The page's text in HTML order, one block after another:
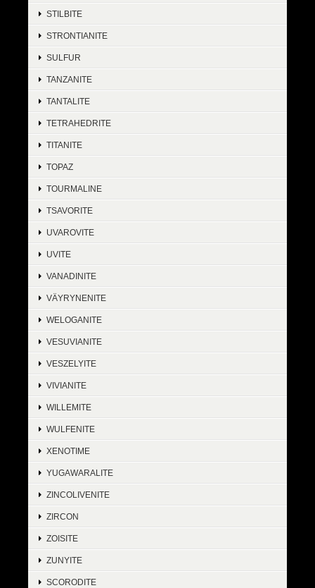
STILBITE
STRONTIANITE
SULFUR
TANZANITE
TANTALITE
TETRAHEDRITE
TITANITE
TOPAZ
TOURMALINE
TSAVORITE
UVAROVITE
UVITE
VANADINITE
VÄYRYNENITE
WELOGANITE
VESUVIANITE
VESZELYITE
VIVIANITE
WILLEMITE
WULFENITE
XENOTIME
YUGAWARALITE
ZINCOLIVENITE
ZIRCON
ZOISITE
ZUNYITE
SCORODITE